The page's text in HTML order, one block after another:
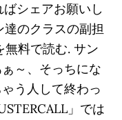
シェアお願いし
のクラスの副担
料で読む. サン
～、そっちにな
う人して終わっ
」では